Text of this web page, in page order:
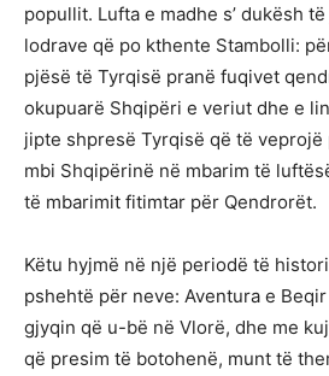
popullit. Lufta e madhe s’ dukësh
lodrave që po kthente Stambolli:
pjësë të Tyrqisë pranë fuqivet
okupuarë Shqipëri e veriut dhe e
jipte shpresë Tyrqisë që të
mbi Shqipërinë në mbarim të
të mbarimit fitimtar për Qendrorët.
Këtu hyjmë në një periodë të
pshehtë për neve: Aventura e
gjyqin që u-bë në Vlorë, dhe me
që presim të botohenë, munt të